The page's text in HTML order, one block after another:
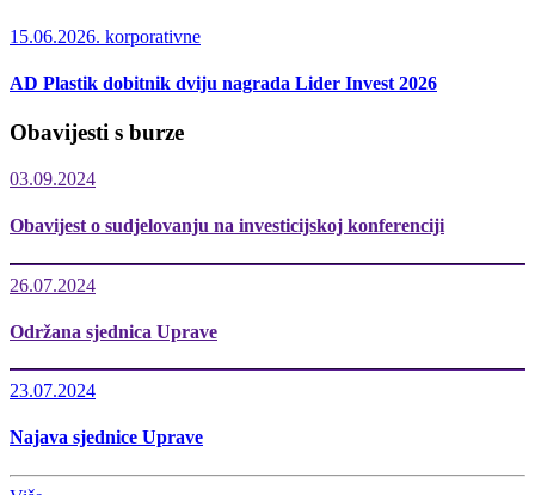
15.06.2026. korporativne
AD Plastik dobitnik dviju nagrada Lider Invest 2026
Obavijesti s burze
03.09.2024
Obavijest o sudjelovanju na investicijskoj konferenciji
26.07.2024
Održana sjednica Uprave
23.07.2024
Najava sjednice Uprave